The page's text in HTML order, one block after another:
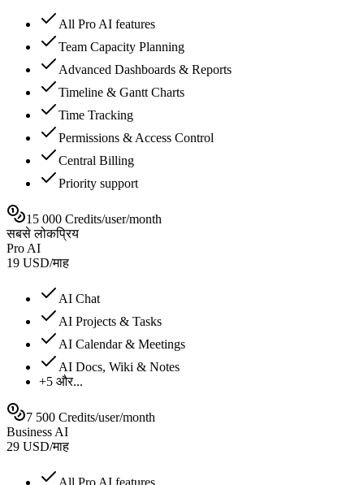
All Pro AI features
Team Capacity Planning
Advanced Dashboards & Reports
Timeline & Gantt Charts
Time Tracking
Permissions & Access Control
Central Billing
Priority support
15 000 Credits/user/month
सबसे लोकप्रिय
Pro AI
19 USD/माह
AI Chat
AI Projects & Tasks
AI Calendar & Meetings
AI Docs, Wiki & Notes
+5 और...
7 500 Credits/user/month
Business AI
29 USD/माह